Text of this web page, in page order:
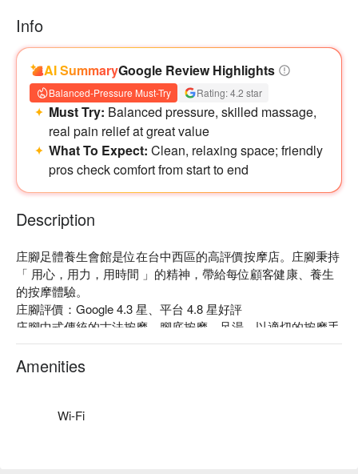
Info
AI SummaryGoogle Review Highlights
Balanced-Pressure Must-Try Rating: 4.2 star
Must Try: Balanced pressure, skilled massage,
real pain relief at great value
What To Expect: Clean, relaxing space; friendly
pros check comfort from start to end
Description
庄腳足體養生會館是位在台中西區的高評價按摩店。庄腳秉持
「 用心，用力，用時間 」的精神，帶給每位顧客健康、養生
的按摩體驗。
庄腳評價：Google 4.3 星、平台 4.8 星好評
庄腳中式傳統的古法按摩、腳底按摩、足湯，以適切的按摩手
法與力度，有助促進氣血循環，改善新陳代謝和身體狀況，使
身心皆舒暢、愉快。
庄腳店內採用高貴的中式裝潢，環境乾淨整潔，提供每位顧客
Amenities
Wi-Fi